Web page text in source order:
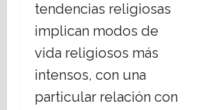
tendencias religiosas
implican modos de
vida religiosos más
intensos, con una
particular relación con